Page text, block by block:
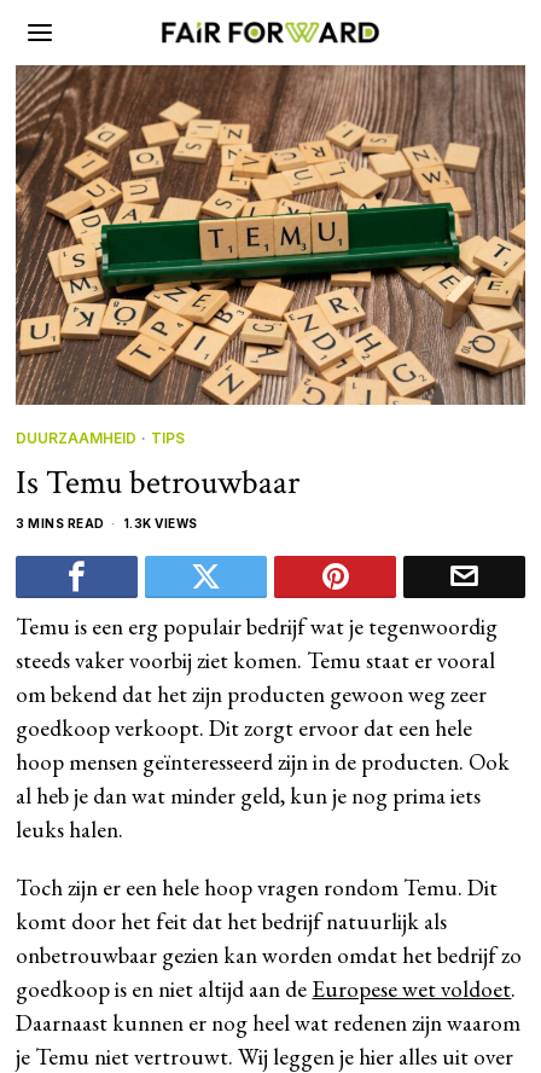
DUURZAAMHEID · TIPS
Is Temu betrouwbaar
3 MINS READ 1.3K VIEWS
Temu is een erg populair bedrijf wat je tegenwoordig
steeds vaker voorbij ziet komen. Temu staat er vooral
om bekend dat het zijn producten gewoon weg zeer
goedkoop verkoopt. Dit zorgt ervoor dat een hele
hoop mensen geïnteresseerd zijn in de producten. Ook
al heb je dan wat minder geld, kun je nog prima iets
leuks halen.
Toch zijn er een hele hoop vragen rondom Temu. Dit
komt door het feit dat het bedrijf natuurlijk als
onbetrouwbaar gezien kan worden omdat het bedrijf zo
goedkoop is en niet altijd aan de Europese wet voldoet.
Daarnaast kunnen er nog heel wat redenen zijn waarom
je Temu niet vertrouwt. Wij leggen je hier alles uit over